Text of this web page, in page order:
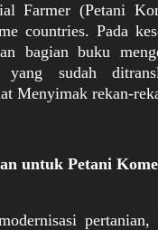
Farmer (Petani
countries. Pada
bagian buku
yang sudah
Menyimak rekan-
untuk Petani
pertanian,